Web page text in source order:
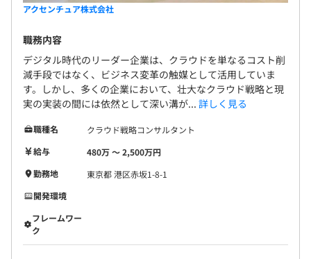
アクセンチュア株式会社
職務内容
デジタル時代のリーダー企業は、クラウドを単なるコスト削
減手段ではなく、ビジネス変革の触媒として活用していま
す。しかし、多くの企業において、壮大なクラウド戦略と現
実の実装の間には依然として深い溝が... 詳しく見る
職種名
クラウド戦略コンサルタント
給与
480万 〜 2,500万円
勤務地
東京都 港区赤坂1-8-1
開発環境
フレームワー
ク